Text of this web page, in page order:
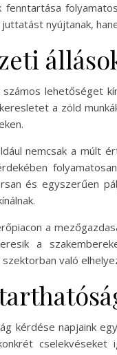
juttatást nyújtanak,
számos lehetőséget
a zöld
nemcsak a múlt
és egyszerűen
a
a
való
kérdése napjaink